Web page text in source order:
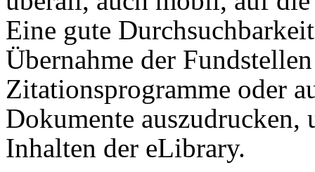
Eine gute
Übernahme der
Zitationsprogramme oder
Dokumente
Inhalten der eLibrary.